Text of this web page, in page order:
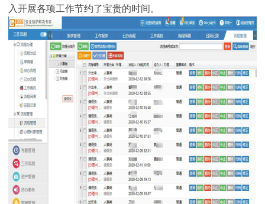
入开展各项工作节约了宝贵的时间。